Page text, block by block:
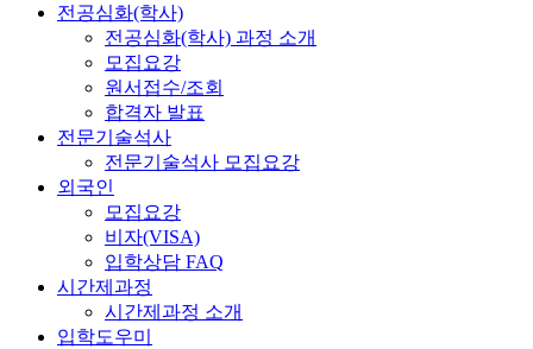
전공심화(학사)
전공심화(학사) 과정 소개
모집요강
원서접수/조회
합격자 발표
전문기술석사
전문기술석사 모집요강
외국인
모집요강
비자(VISA)
입학상담 FAQ
시간제과정
시간제과정 소개
입학도우미